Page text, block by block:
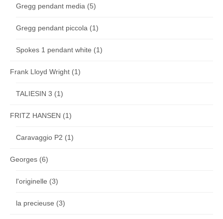
Gregg pendant media (5)
Gregg pendant piccola (1)
Spokes 1 pendant white (1)
Frank Lloyd Wright (1)
TALIESIN 3 (1)
FRITZ HANSEN (1)
Caravaggio P2 (1)
Georges (6)
l'originelle (3)
la precieuse (3)